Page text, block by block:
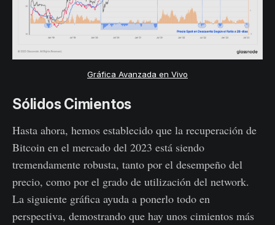
Gráfica Avanzada en Vivo
Sólidos Cimientos
Hasta ahora, hemos establecido que la recuperación de
Bitcoin en el mercado del 2023 está siendo
tremendamente robusta, tanto por el desempeño del
precio, como por el grado de utilización del network.
La siguiente gráfica ayuda a ponerlo todo en
perspectiva, demostrando que hay unos cimientos más